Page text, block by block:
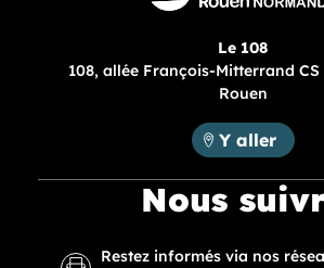
Le 108
108, allée François-Mitterrand CS
Rouen
Métropole
Y aller
Nous
Restez informés via nos